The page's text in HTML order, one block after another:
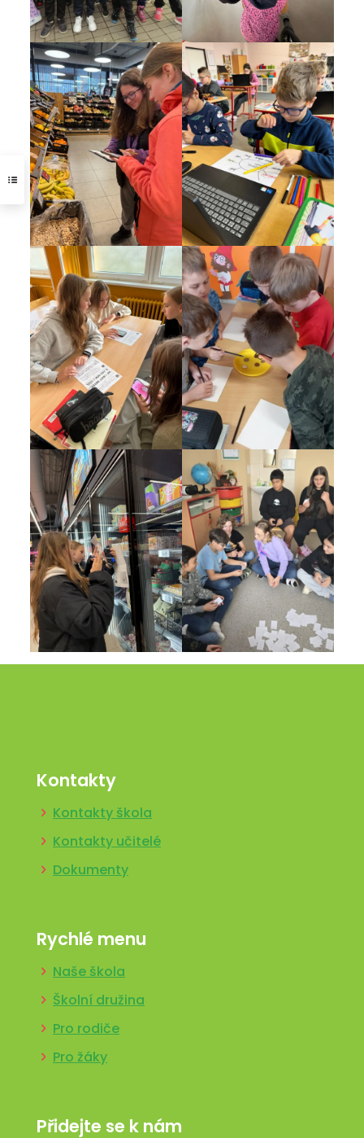
Kontakty
Kontakty škola
Kontakty učitelé
Dokumenty
Rychlé menu
Naše škola
Školní družina
Pro rodiče
Pro žáky
Přidejte se k nám